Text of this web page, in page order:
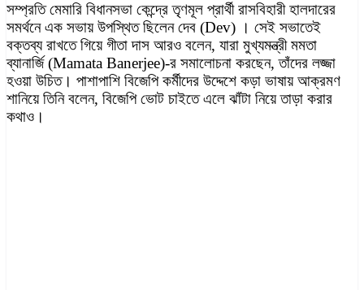
সম্প্রতি মেমারি বিধানসভা কেন্দ্রে তৃণমূল প্রার্থী রাসবিহারী হালদারের
সমর্থনে এক সভায় উপস্থিত ছিলেন দেব (Dev) । সেই সভাতেই
বক্তব্য রাখতে গিয়ে গীতা দাস আরও বলেন, যারা মুখ্যমন্ত্রী মমতা
ব্যানার্জি (Mamata Banerjee)-র সমালোচনা করছেন, তাঁদের লজ্জা
হওয়া উচিত। পাশাপাশি বিজেপি কর্মীদের উদ্দেশে কড়া ভাষায় আক্রমণ
শানিয়ে তিনি বলেন, বিজেপি ভোট চাইতে এলে ঝাঁটা নিয়ে তাড়া করার
কথাও।